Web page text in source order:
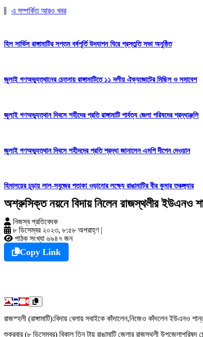
এ সম্পর্কিত আরও খবর
হিল সার্ভিস রাঙ্গামাটির সপ্তম বর্ষপূর্তি উদযাপন ঘিরে প্রস্তুতি সভা অনুষ্ঠিত
জুলাই গণঅভ্যুত্থানের চেতনায় রাঙ্গামাটিতে ১১ দলীয় ঐক্যজোটের মিছিল ও সমাবেশ
জুলাই গণঅভ্যুত্থান দিবসে শহীদের প্রতি রাঙ্গামাটি পার্বত্য জেলা পরিষদের শ্রদ্ধাঞ্জলি
জুলাই গণঅভ্যুত্থান দিবসে শহীদদের প্রতি শ্রদ্ধা জানালেন এমপি দীপেন দেওয়ান
হিমালয়ের চূড়ায় লাল-সবুজের পতাকা ওড়ানোর লক্ষ্যে রাঙামাটির বীর কুমার তঞ্চঙ্গ্যার
অশ্রুসিক্ত নয়নে বিদায় নিলেন রাজস্থলীর ইউএনও
নিজস্ব প্রতিবেদক
৮ ডিসেম্বর ২০২৩, ৮:৫৮ অপরাহ্ণ |
পাঠক সংখ্যা ৬৯৪৭ জন
Copy Link
রাজস্হলী (রাঙ্গামাটি):বিদায় বেলায় সবাইকে কাঁদালেন,নিজেও কাঁদলেন ইউএনও
শুক্রবার (৮ ডিসেম্বর) বিকাল তিন টায় রাঙামাটি জেলার রাজস্থলী